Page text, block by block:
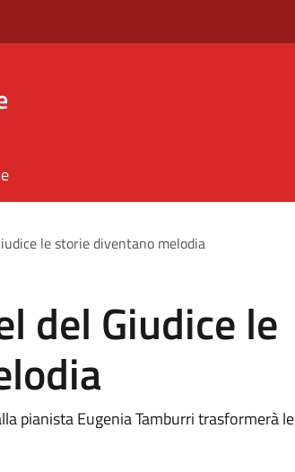
le storie diventano melodia
del Giudice le
pianista Eugenia Tamburri trasformerà le